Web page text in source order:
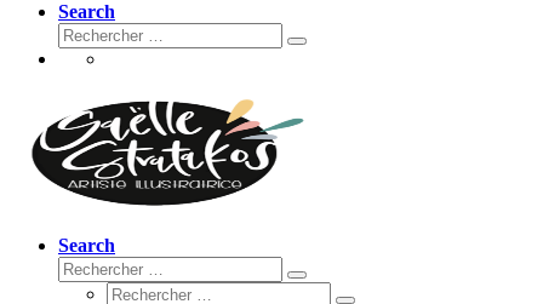
Search
Rechercher
Rechercher
Search
Rechercher
Rechercher
Rechercher